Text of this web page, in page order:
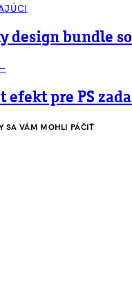
design bundle
efekt pre PS
SA VÁM MOHLI PÁČIŤ